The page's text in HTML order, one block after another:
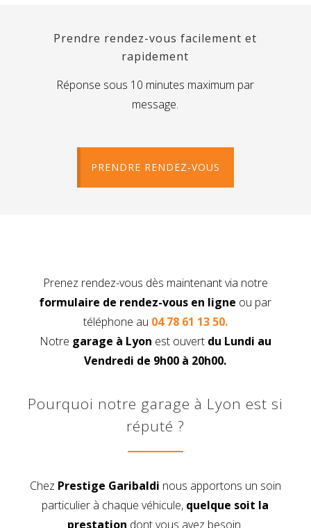
Prendre rendez-vous facilement et
rapidement
Réponse sous 10 minutes maximum par
message.
PRENDRE RENDEZ-VOUS
Prenez rendez-vous dès maintenant via notre
formulaire de rendez-vous en ligne ou par
téléphone au 04 78 61 13 50.
Notre garage à Lyon est ouvert du Lundi au
Vendredi de 9h00 à 20h00.
Pourquoi notre garage à Lyon est si
réputé ?
Chez Prestige Garibaldi nous apportons un soin
particulier à chaque véhicule, quelque soit la
prestation dont vous avez besoin.